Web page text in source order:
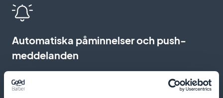
Automatiska påminnelser och push-
meddelanden
Skicka påminnelser och meddelanden för att minska
frånvaron och uppmuntra till regelbundna möten